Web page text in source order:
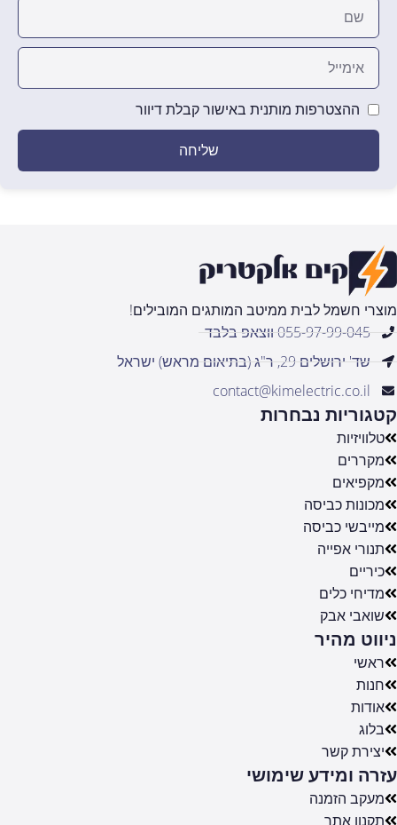
ההצטרפות מותנית באישור קבלת דיוור
שליחה
מוצרי חשמל לבית ממיטב המותגים המובילים!
055-97-99-045 ווצאפ בלבד
שד' ירושלים 29, ר"ג (בתיאום מראש) ישראל
contact@kimelectric.co.il
קטגוריות נבחרות
טלוויזיות
מקררים
מקפיאים
מכונות כביסה
מייבשי כביסה
תנורי אפייה
כיריים
מדיחי כלים
שואבי אבק
ניווט מהיר
ראשי
חנות
אודות
בלוג
יצירת קשר
עזרה ומידע שימושי
מעקב הזמנה
תקנון אתר